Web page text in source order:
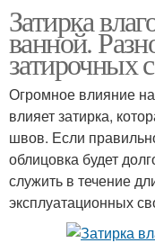
Затирка
ванной.
затирочных
Огромное влияние
влияет затирка,
швов. Если
облицовка будет
служить в течение
эксплуатационных